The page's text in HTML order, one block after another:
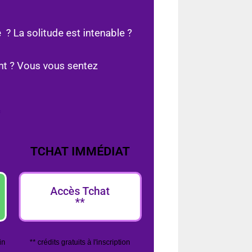
La solitude est intenable ?
? Vous vous sentez
TCHAT IMMÉDIAT
Accès Tchat
**
** crédits gratuits à l'inscription